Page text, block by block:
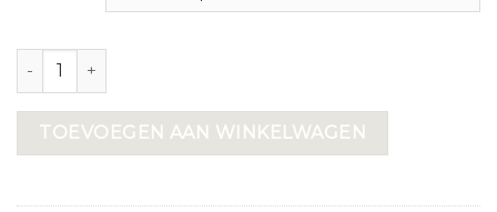
isabel marant truien aantal
TOEVOEGEN AAN WINKELWAGEN